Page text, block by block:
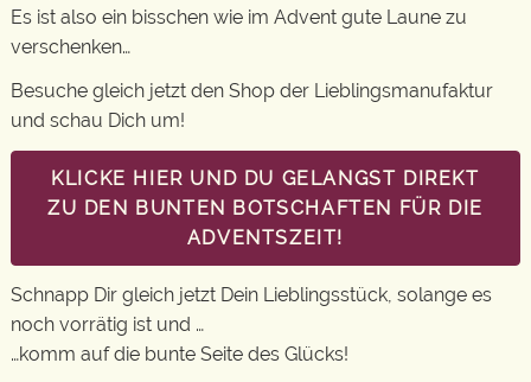
Es ist also ein bisschen wie im Advent gute Laune zu
verschenken…
Besuche gleich jetzt den Shop der Lieblingsmanufaktur
und schau Dich um!
KLICKE HIER UND DU GELANGST DIREKT
ZU DEN BUNTEN BOTSCHAFTEN FÜR DIE
ADVENTSZEIT!
Schnapp Dir gleich jetzt Dein Lieblingsstück, solange es
noch vorrätig ist und …
…komm auf die bunte Seite des Glücks!